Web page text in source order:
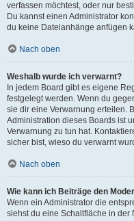
verfassen möchtest, oder nur
Du kannst einen Administrator
du keine Dateianhänge anfügen
Nach oben
Weshalb wurde ich verwarnt?
In jedem Board gibt es eigene
festgelegt werden. Wenn du
sie dir eine Verwarnung erteilen.
Administration dieses Boards ist
Verwarnung zu tun hat.
sicher bist, wieso du verwarnt
Nach oben
Wie kann ich Beiträge den
Wenn ein Administrator die
siehst du eine Schaltfläche in der